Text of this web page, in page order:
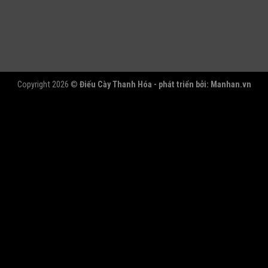
Copyright 2026 © Điếu Cày Thanh Hóa - phát triển bởi: Manhan.vn